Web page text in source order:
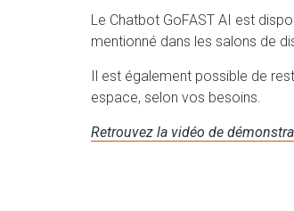
Le Chatbot GoFAST AI est
mentionné dans les salons de
Il est également possible de
espace, selon vos besoins.
Retrouvez la vidéo de